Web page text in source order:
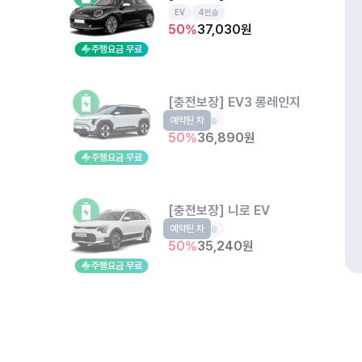
주행요금 무료
EV 4인승
50%37,030원
주행요금 무료
[충전보장] EV3 롱레인지
EV 5인승
50%36,890원
예약된 차
주행요금 무료
[충전보장] 니로 EV
EV 5인승
50%35,240원
예약된 차